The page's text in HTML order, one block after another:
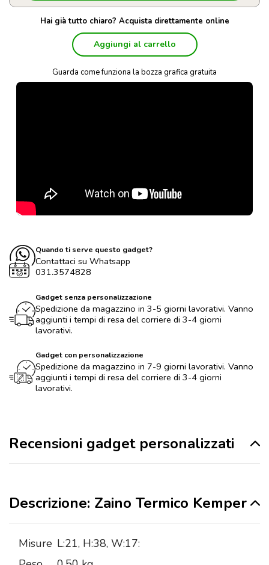
Hai già tutto chiaro? Acquista direttamente online
Aggiungi al carrello
Guarda come funziona la bozza grafica gratuita
Quando ti serve questo gadget?
Contattaci su Whatsapp
031.3574828
Gadget senza personalizzazione
Spedizione da magazzino in 3-5 giorni lavorativi. Vanno
aggiunti i tempi di resa del corriere di 3-4 giorni
lavorativi.
Gadget con personalizzazione
Spedizione da magazzino in 7-9 giorni lavorativi. Vanno
aggiunti i tempi di resa del corriere di 3-4 giorni
lavorativi.
Recensioni gadget personalizzati
Descrizione: Zaino Termico Kemper
Misure L:21, H:38, W:17: